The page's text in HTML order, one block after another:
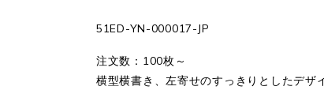
51ED-YN-000017-JP
注文数：100枚～
横型横書き、左寄せのすっきりとしたデザ